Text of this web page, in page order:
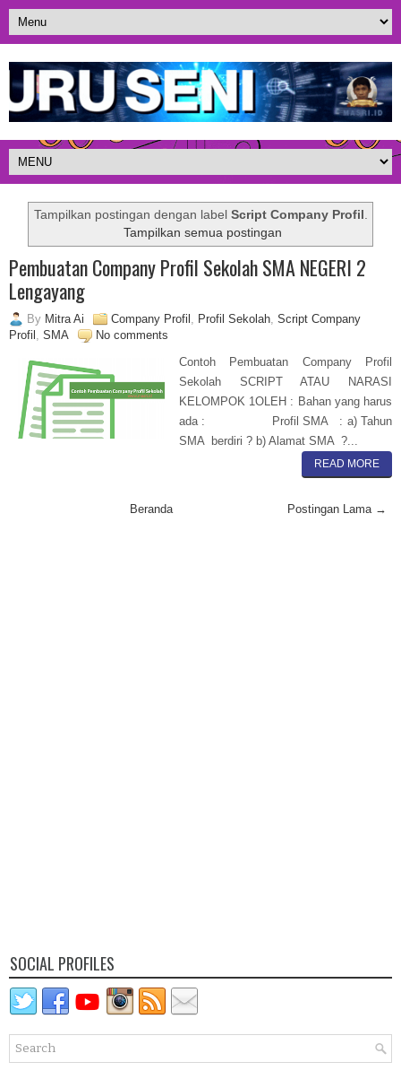
Tampilkan postingan dengan label Script Company Profil
Tampilkan semua postingan
Pembuatan Company Profil Sekolah SMA NEGERI 2
Lengayang
By Mitra Ai Company Profil , Profil Sekolah, Script Company
Profil , SMA
No comments
Contoh Pembuatan Company Profil
Sekolah SCRIPT ATAU NARASI
KELOMPOK 1OLEH : Bahan yang harus
ada : Profil SMA : a) Tahun
SMA berdiri ? b) Alamat SMA ?...
READ MORE
Postingan Lama →
Beranda
SOCIAL PROFILES